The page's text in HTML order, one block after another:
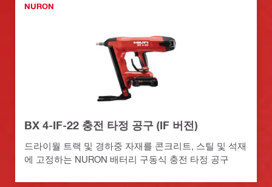
NURON
BX 4-IF-22 충전 타정 공구 (IF 버전)
드라이월 트랙 및 경하중 자재를 콘크리트, 스틸 및 석재
에 고정하는 NURON 배터리 구동식 충전 타정 공구